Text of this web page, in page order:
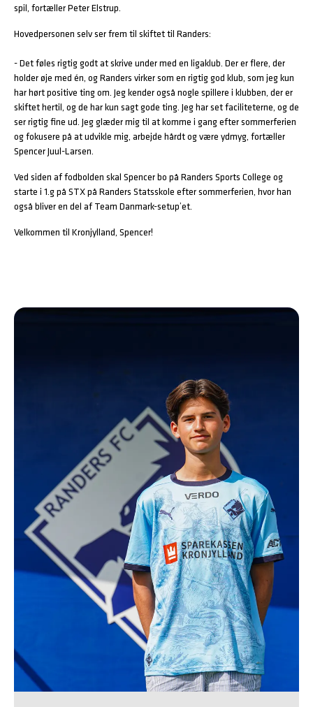
spil, fortæller Peter Elstrup.
Hovedpersonen selv ser frem til skiftet til Randers:
- Det føles rigtig godt at skrive under med en ligaklub. Der er flere, der
holder øje med én, og Randers virker som en rigtig god klub, som jeg kun
har hørt positive ting om. Jeg kender også nogle spillere i klubben, der er
skiftet hertil, og de har kun sagt gode ting. Jeg har set faciliteterne, og de
ser rigtig fine ud. Jeg glæder mig til at komme i gang efter sommerferien
og fokusere på at udvikle mig, arbejde hårdt og være ydmyg, fortæller
Spencer Juul-Larsen.
Ved siden af fodbolden skal Spencer bo på Randers Sports College og
starte i 1.g på STX på Randers Statsskole efter sommerferien, hvor han
også bliver en del af Team Danmark-setup’et.
Velkommen til Kronjylland, Spencer!